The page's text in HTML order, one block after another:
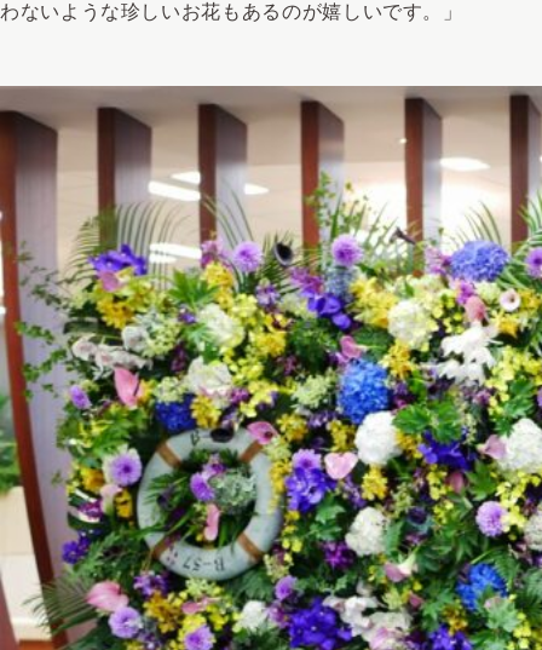
わないような珍しいお花もあるのが嬉しいです。」